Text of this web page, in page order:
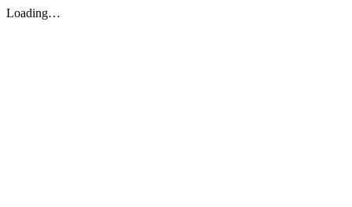
Loading…